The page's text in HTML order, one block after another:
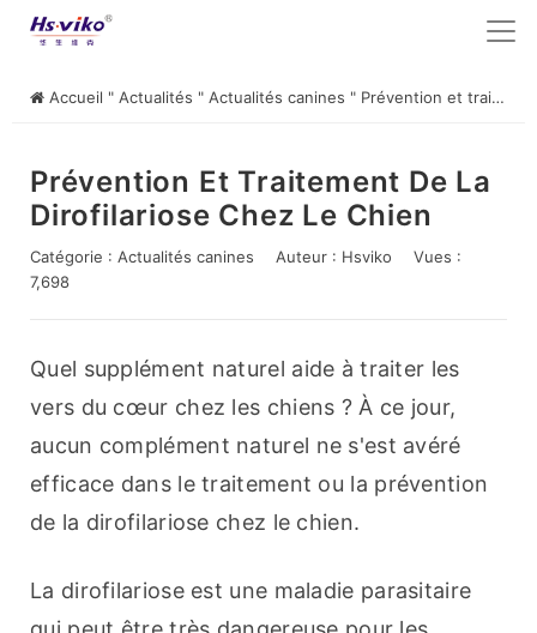
Accueil " Actualités " Actualités canines " Prévention et traitement de la dirofilariose chez le chien
Prévention Et Traitement De La
Dirofilariose Chez Le Chien
Catégorie : Actualités canines Auteur : Hsviko
Vues :
7,698
Quel supplément naturel aide à traiter les
vers du cœur chez les chiens ? À ce jour,
aucun complément naturel ne s'est avéré
efficace dans le traitement ou la prévention
de la dirofilariose chez le chien.
La dirofilariose est une maladie parasitaire